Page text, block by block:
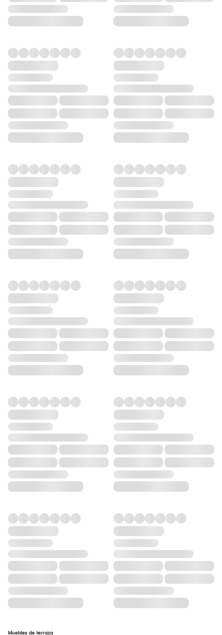
Muebles de terraza